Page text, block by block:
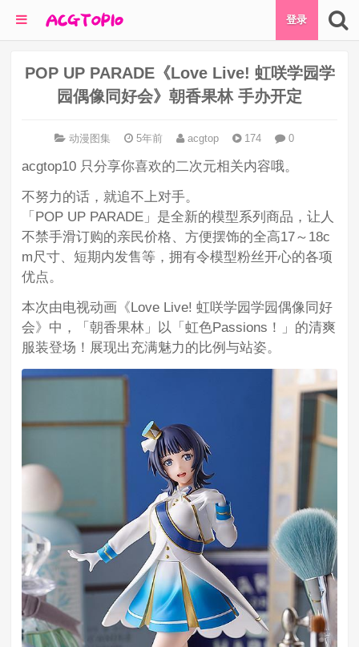
登录
POP UP PARADE《Love Live! 虹咲学园学
园偶像同好会》朝香果林 手办开定
动漫图集 5年前 acgtop 174 0
acgtop10 只分享你喜欢的二次元相关内容哦。
不努力的话，就追不上对手。
「POP UP PARADE」是全新的模型系列商品，让人
不禁手滑订购的亲民价格、方便摆饰的全高17～18c
m尺寸、短期内发售等，拥有令模型粉丝开心的各项
优点。
本次由电视动画《Love Live! 虹咲学园学园偶像同好
会》中，「朝香果林」以「虹色Passions！」的清爽
服装登场！展现出充满魅力的比例与站姿。